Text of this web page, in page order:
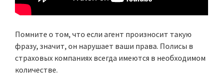
Помните о том, что если агент произносит такую
фразу, значит, он нарушает ваши права. Полисы в
страховых компаниях всегда имеются в необходимом
количестве.